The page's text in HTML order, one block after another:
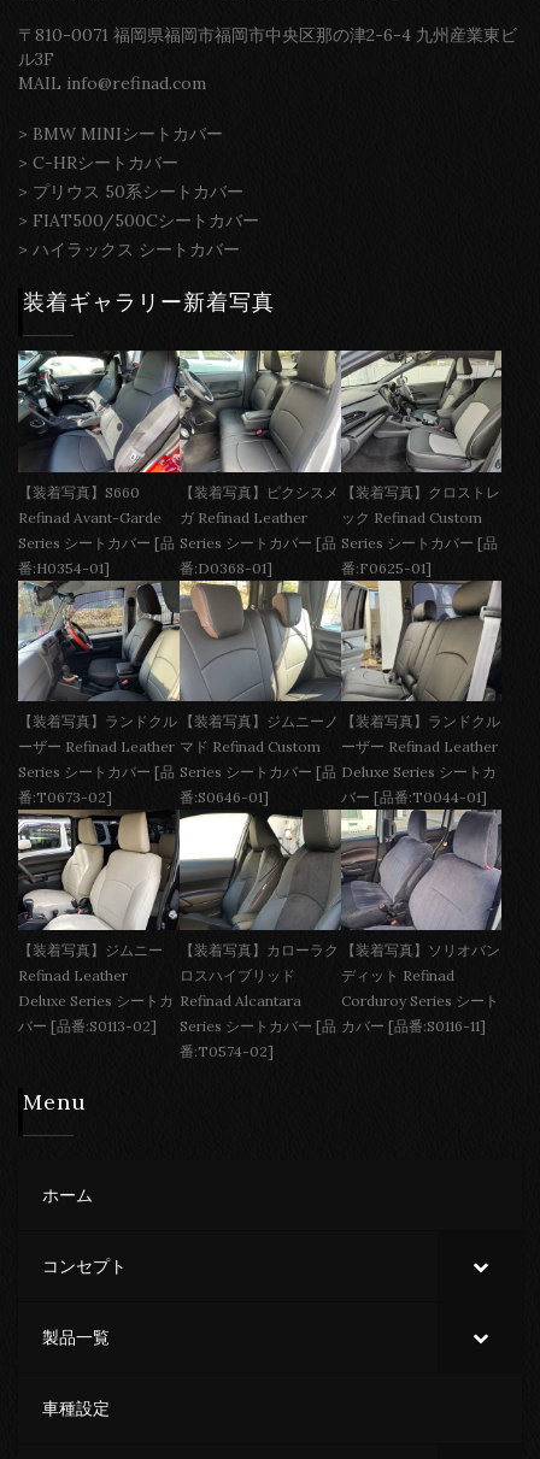
〒810-0071 福岡県福岡市福岡市中央区那の津2-6-4 九州産業東ビ
ル3F
MAIL info@refinad.com
> BMW MINIシートカバー
> C-HRシートカバー
> プリウス 50系シートカバー
> FIAT500/500Cシートカバー
> ハイラックス シートカバー
装着ギャラリー新着写真
【装着写真】S660
Refinad Avant-Garde
Series シートカバー [品
番:H0354-01]
【装着写真】ピクシスメ
ガ Refinad Leather
Series シートカバー [品
番:D0368-01]
【装着写真】クロストレ
ック Refinad Custom
Series シートカバー [品
番:F0625-01]
【装着写真】ランドクル
ーザー Refinad Leather
Series シートカバー [品
番:T0673-02]
【装着写真】ジムニーノ
マド Refinad Custom
Series シートカバー [品
番:S0646-01]
【装着写真】ランドクル
ーザー Refinad Leather
Deluxe Series シートカ
バー [品番:T0044-01]
【装着写真】ジムニー
Refinad Leather
Deluxe Series シートカ
バー [品番:S0113-02]
【装着写真】カローラク
ロスハイブリッド
Refinad Alcantara
Series シートカバー [品
番:T0574-02]
【装着写真】ソリオバン
ディット Refinad
Corduroy Series シート
カバー [品番:S0116-11]
Menu
ホーム
コンセプト
製品一覧
車種設定